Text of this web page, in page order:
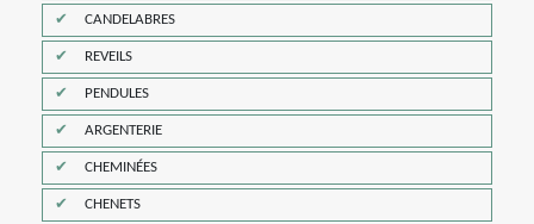
CANDELABRES
REVEILS
PENDULES
ARGENTERIE
CHEMINÉES
CHENETS